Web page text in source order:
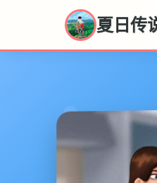
夏日传